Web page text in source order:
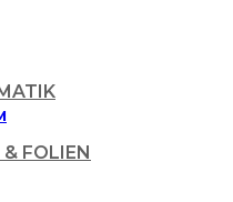
& FOLIEN